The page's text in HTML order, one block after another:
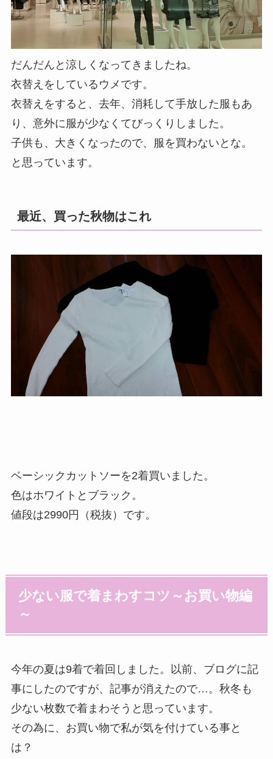
だんだんと涼しくなってきましたね。
衣替えをしているウメです。
衣替えをすると、去年、消耗して手放した服もあ
り、意外に服が少なくてびっくりしました。
子供も、大きくなったので、服を買わないとな。
と思っています。
最近、買った秋物はこれ
ベーシックカットソーを2着買いました。
色はホワイトとブラック。
値段は2990円（税抜）です。
少ない服で着まわすコツ～お買い物編
～
今年の夏は9着で着回しました。以前、ブログに記
事にしたのですが、記事が消えたので…。秋冬も
少ない枚数で着まわそうと思っています。
その為に、お買い物で私が気を付けている事と
は？